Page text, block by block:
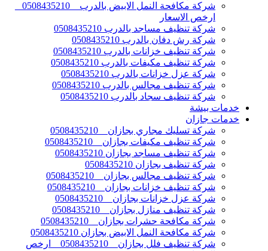
ارخص الاسعار
شركة تنظيف مساجد بالدرب 0508435210
شركة رش دفان بالدرب 0508435210
شركة تنظيف خزانات بالدرب 0508435210
شركة تنظيف مكيفات بالدرب 0508435210
شركة عزل خزانات بالدرب 0508435210
شركة تنظيف مجالس بالدرب 0508435210
شركة تنظيف سجاد بالدرب 0508435210
خدمات بيشة
خدمات جازان
شركة تسليك مجاري بجازان _ 0508435210
شركة تنظيف مكيفات بجازان _ 0508435210
شركة تنظيف مساجد بجازان 0508435210
شركة تنظيف بجازان 0508435210
شركة تنظيف مجالس بجازان _ 0508435210
شركة تنظيف خزانات بجازان _ 0508435210
شركة عزل خزانات بجازان _ 0508435210
شركة تنظيف منازل بجازان _ 0508435210
شركة مكافحة حشرات بجازان _ 0508435210
شركة مكافحة النمل الابيض بجازان 0508435210
شركة تنظيف فلل بجازان _ 0508435210 _ ارخص